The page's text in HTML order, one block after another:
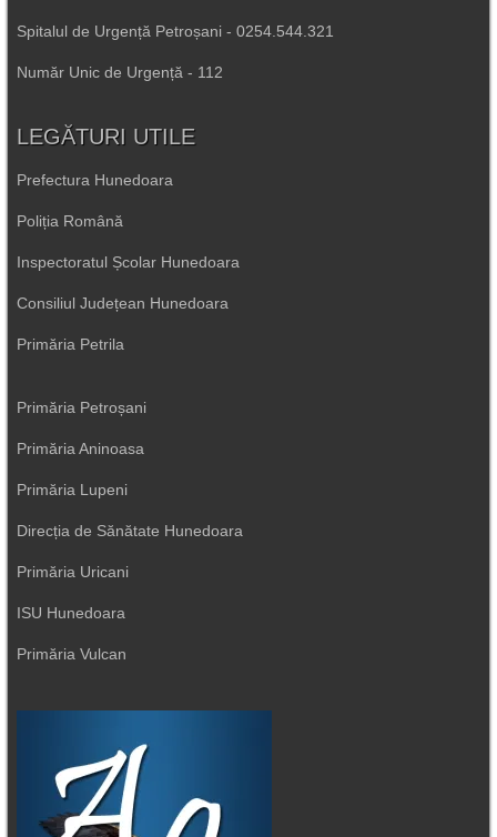
Spitalul de Urgență Petroșani - 0254.544.321
Număr Unic de Urgență - 112
LEGĂTURI UTILE
Prefectura Hunedoara
Poliția Română
Inspectoratul Școlar Hunedoara
Consiliul Județean Hunedoara
Primăria Petrila
Primăria Petroșani
Primăria Aninoasa
Primăria Lupeni
Direcția de Sănătate Hunedoara
Primăria Uricani
ISU Hunedoara
Primăria Vulcan